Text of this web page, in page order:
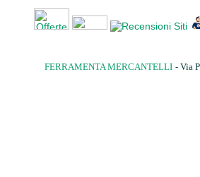
FERRAMENTA MERCANTELLI - Via